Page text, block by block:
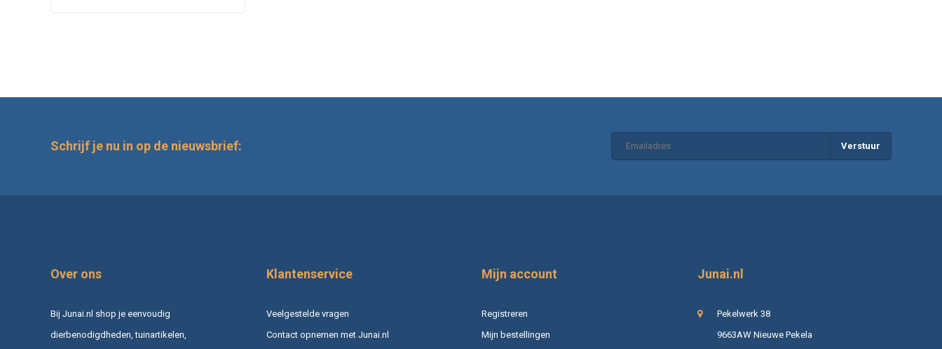
Schrijf je nu in op de nieuwsbrief: Verstuur
Over ons
Bij Junai.nl shop je eenvoudig
dierbenodigdheden, tuinartikelen,
Klantenservice
Veelgestelde vragen
Contact opnemen met Junai.nl
Mijn account
Registreren
Mijn bestellingen
Junai.nl
Pekelwerk 38
9663AW Nieuwe Pekela